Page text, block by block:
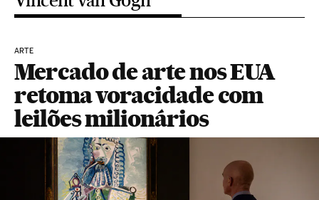
ARTE
Mercado de arte nos EUA
retoma voracidade com
leilões milionários